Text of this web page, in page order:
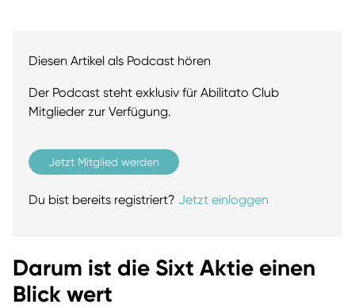
Diesen Artikel als Podcast hören
Der Podcast steht exklusiv für Abilitato Club
Mitglieder zur Verfügung.
Jetzt Mitglied werden
Du bist bereits registriert? Jetzt einloggen
Darum ist die Sixt Aktie einen
Blick wert